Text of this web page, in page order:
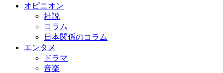
オピニオン
社説
コラム
日本関係のコラム
エンタメ
ドラマ
音楽